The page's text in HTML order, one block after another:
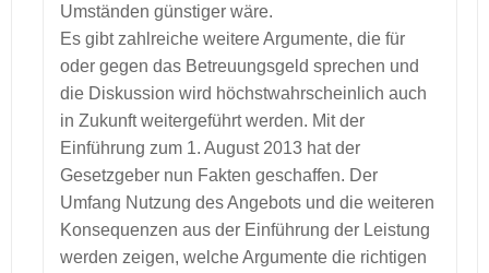
Umständen günstiger wäre.
Es gibt zahlreiche weitere Argumente, die für
oder gegen das Betreuungsgeld sprechen und
die Diskussion wird höchstwahrscheinlich auch
in Zukunft weitergeführt werden. Mit der
Einführung zum 1. August 2013 hat der
Gesetzgeber nun Fakten geschaffen. Der
Umfang Nutzung des Angebots und die weiteren
Konsequenzen aus der Einführung der Leistung
werden zeigen, welche Argumente die richtigen